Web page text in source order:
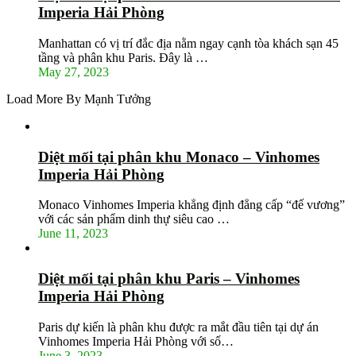
Imperia Hải Phòng
Manhattan có vị trí đắc địa nằm ngay cạnh tòa khách sạn 45
tầng và phân khu Paris. Đây là …
May 27, 2023
Load More By Mạnh Tưởng
Diệt mối tại phân khu Monaco – Vinhomes
Imperia Hải Phòng
Monaco Vinhomes Imperia khẳng định đẳng cấp “đế vương”
với các sản phẩm dinh thự siêu cao …
June 11, 2023
Diệt mối tại phân khu Paris – Vinhomes
Imperia Hải Phòng
Paris dự kiến là phân khu được ra mắt đầu tiên tại dự án
Vinhomes Imperia Hải Phòng với số…